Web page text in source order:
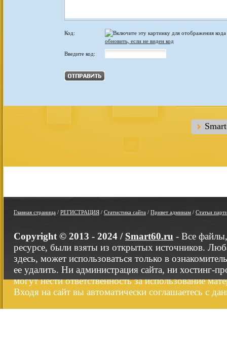
Код:
обновить, если не виден код
Введите код:
Главная страница / РЕГИСТРАЦИЯ / Статистика сайта / Привет админам / Статьи
Copyright © 2013 - 2024 / Smart60.ru - Все
ресурсе, были взяты из открытых источников.
здесь, может использоваться только в
ее удалить. Ни администрация сайта, ни хостинг-
могут нести ответственность за использование
Входя на сайт вы автоматически соглашаетесь с